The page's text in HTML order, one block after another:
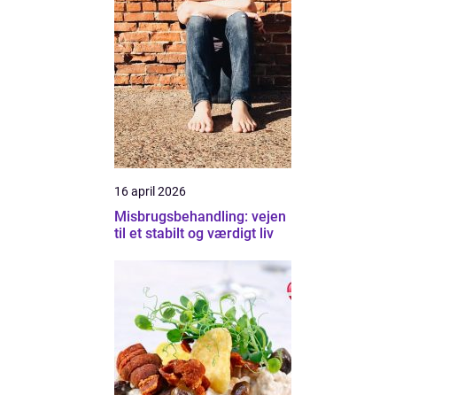
16 april 2026
Misbrugsbehandling: vejen
til et stabilt og værdigt liv